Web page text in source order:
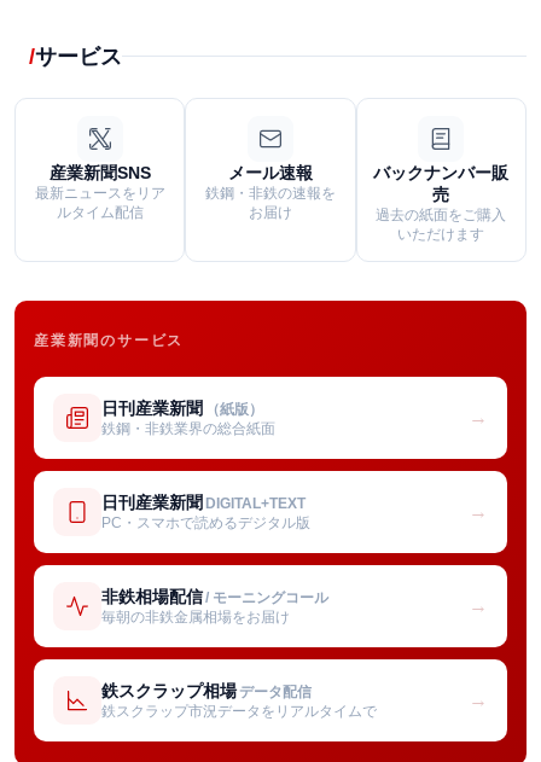
サービス
産業新聞SNS
最新ニュースをリア
ルタイム配信
メール速報
鉄鋼・非鉄の速報を
お届け
バックナンバー販
売
過去の紙面をご購入
いただけます
産業新聞のサービス
日刊産業新聞 （紙版）
鉄鋼・非鉄業界の総合紙面
→
日刊産業新聞 DIGITAL+TEXT
PC・スマホで読めるデジタル版
→
非鉄相場配信/ モーニングコール
毎朝の非鉄金属相場をお届け
→
鉄スクラップ相場 データ配信
鉄スクラップ市況データをリアルタイムで
→